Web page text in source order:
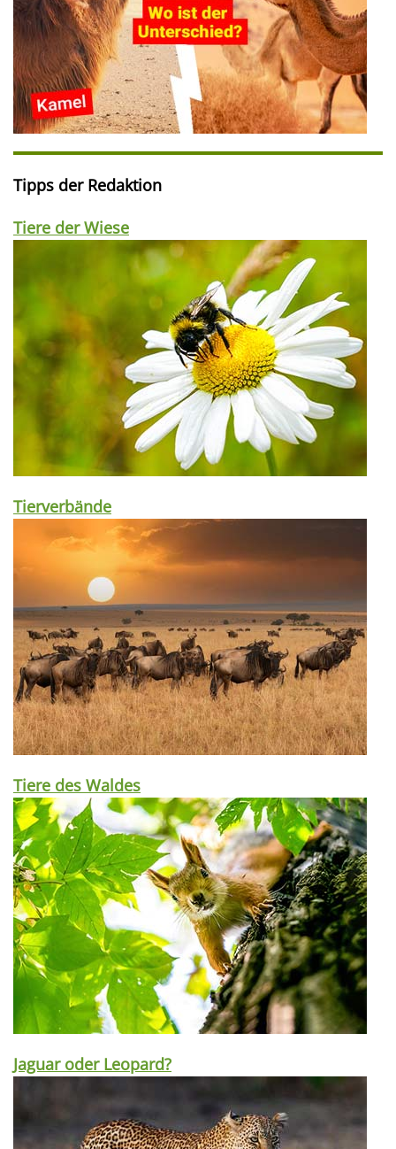
Tipps der Redaktion
Tiere der Wiese
Tierverbände
Tiere des Waldes
Jaguar oder Leopard?